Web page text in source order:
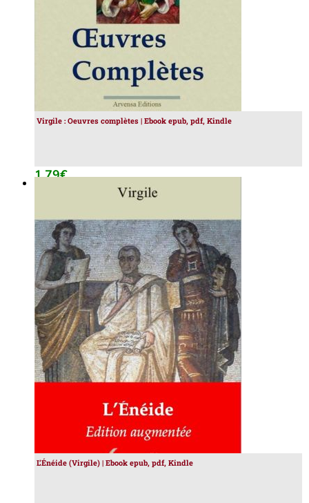
Virgile : Oeuvres complètes | Ebook epub, pdf, Kindle
1.79€
L’Énéide (Virgile) | Ebook epub, pdf, Kindle